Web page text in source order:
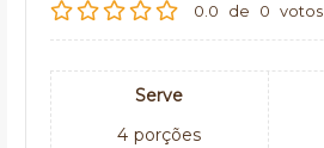
0.0 de 0 votos
Serve
4 porções